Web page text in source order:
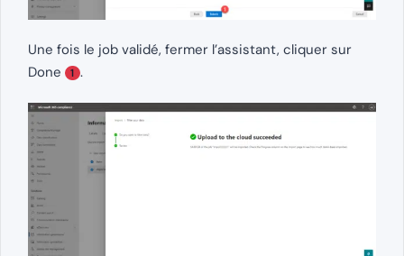
Une fois le job validé, fermer l’assistant, cliquer sur
Done
1 .